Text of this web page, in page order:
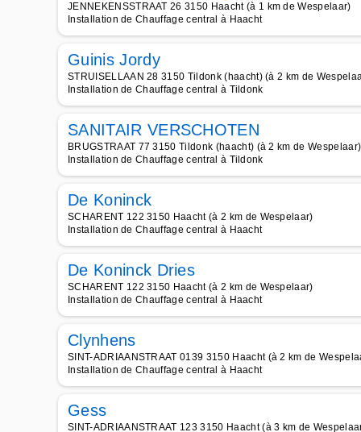
JENNEKENSSTRAAT 26 3150 Haacht (à 1 km de Wespelaar)
Installation de Chauffage central à Haacht
Guinis Jordy
STRUISELLAAN 28 3150 Tildonk (haacht) (à 2 km de
Installation de Chauffage central à Tildonk
SANITAIR VERSCHOTEN
BRUGSTRAAT 77 3150 Tildonk (haacht) (à 2 km de Wespelaar)
Installation de Chauffage central à Tildonk
De Koninck
SCHARENT 122 3150 Haacht (à 2 km de Wespelaar)
Installation de Chauffage central à Haacht
De Koninck Dries
SCHARENT 122 3150 Haacht (à 2 km de Wespelaar)
Installation de Chauffage central à Haacht
Clynhens
SINT-ADRIAANSTRAAT 0139 3150 Haacht (à 2 km de
Installation de Chauffage central à Haacht
Gess
SINT-ADRIAANSTRAAT 123 3150 Haacht (à 3 km de